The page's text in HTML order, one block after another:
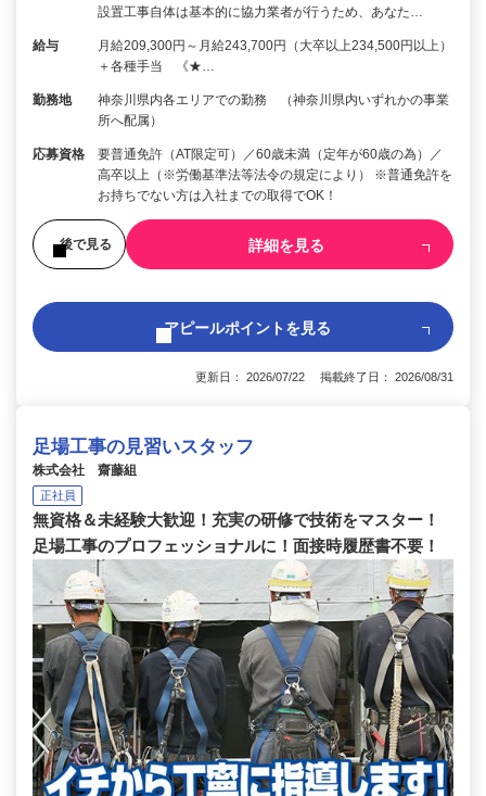
設置工事自体は基本的に協力業者が行うため、あなた…
給与
月給209,300円～月給243,700円（大卒以上234,500円以上）
＋各種手当 《★…
勤務地
神奈川県内各エリアでの勤務 （神奈川県内いずれかの事業
所へ配属）
応募資格
要普通免許（AT限定可）／60歳未満（定年が60歳の為）／
高卒以上（※労働基準法等法令の規定により） ※普通免許を
お持ちでない方は入社までの取得でOK！
後で見る 詳細を見る
アピールポイントを見る
更新日： 2026/07/22 掲載終了日： 2026/08/31
足場工事の見習いスタッフ
株式会社 齋藤組
正社員
無資格＆未経験大歓迎！充実の研修で技術をマスター！
足場工事のプロフェッショナルに！面接時履歴書不要！